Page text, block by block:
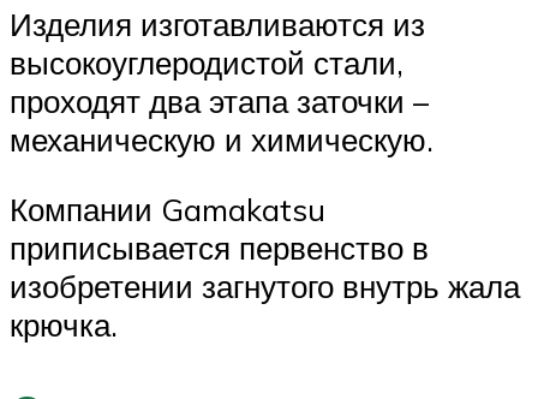
Изделия изготавливаются из
высокоуглеродистой стали,
проходят два этапа заточки –
механическую и химическую.
Компании Gamakatsu
приписывается первенство в
изобретении загнутого внутрь жала
крючка.